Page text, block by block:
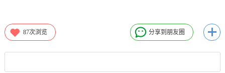
87次浏览 分享到朋友圈